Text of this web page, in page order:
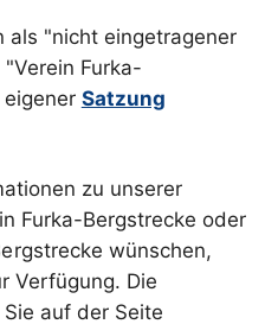
als "nicht eingetragener
Furka-
Satzung
zu unserer
Furka-Bergstrecke oder
wünschen,
Verfügung. Die
auf der Seite